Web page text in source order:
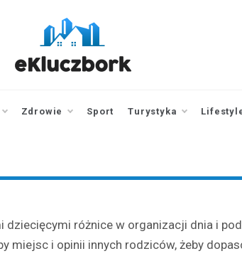
online
Zdrowie Sport Turystyka
dziecięcymi różnice w organizacji dnia i
miejsc i opinii innych rodziców, żeby